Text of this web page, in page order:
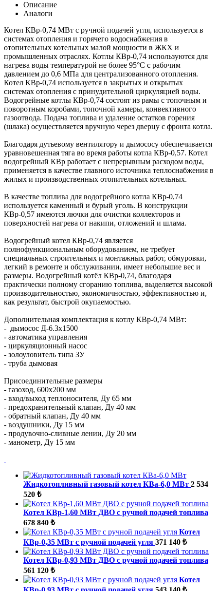
Описание
Аналоги
Котел КВр-0,74 МВт с ручной подачей угля, используется в
системах отопления и горячего водоснабжения в
отопительных котельных малой мощности в ЖКХ и
промышленных отраслях. Котлы КВр-0,74 используются для
нагрева воды температурой не более 95°С с рабочим
давлением до 0,6 МПа для централизованного отопления.
Котел КВр-0,74 используется в закрытых и открытых
системах отопления с принудительной циркуляцией воды.
Водогрейные котлы КВр-0,74 состоят из рамы с топочным и
поворотным коробами, топочной камеры, конвективного
газоотвода. Подача топлива и удаление остатков горения
(шлака) осуществляется вручную через дверцу с фронта котла.
Благодаря дутьевому вентилятору и дымососу обеспечивается
уравновешенная тяга во время работы котла КВр-0,57. Котел
водогрейный КВр работает с непрерывным расходом воды,
применяется в качестве главного источника теплоснабжения в
жилых и производственных отопительных котельных.
В качестве топлива для водогрейного котла КВр-0,74
используется каменный и бурый уголь. В конструкции
КВр-0,57 имеются лючки для очистки коллекторов и
поверхностей нагрева от накипи, отложений и шлама.
Водогрейный котел КВр-0,74 является
полнофункциональным оборудованием, не требует
специальных строительных и монтажных работ, обмуровки,
легкий в ремонте и обслуживании, имеет небольшие вес и
размеры. Водогрейный котёл КВр-0,74, благодаря
практически полному сгоранию топлива, выделяется высокой
производительностью, экономичностью, эффективностью и,
как результат, быстрой окупаемостью.
Дополнительная комплектация к котлу КВр-0,74 МВт:
- дымосос Д-6.3х1500
- автоматика управления
- циркуляционный насос
- золоуловитель типа ЗУ
- труба дымовая
Присоединительные размеры
- газоход, 600х200 мм
- вход/выход теплоносителя, Ду 65 мм
- предохранительный клапан, Ду 40 мм
- обратный клапан, Ду 40 мм
- воздушники, Ду 15 мм
- продувочно-сливные лении, Ду 20 мм
- манометр, Ду 15 мм
Жидкотопливный газовый котел КВа-6,0 МВт 2 534
520 ₺
Котел КВр-1,60 МВт ДВО с ручной подачей топлива
678 840 ₺
Котел
КВр-0,35 МВт с ручной подачей угля 371 140 ₺
Котел КВр-0,93 МВт ДВО с ручной подачей топлива
561 120 ₺
Котел